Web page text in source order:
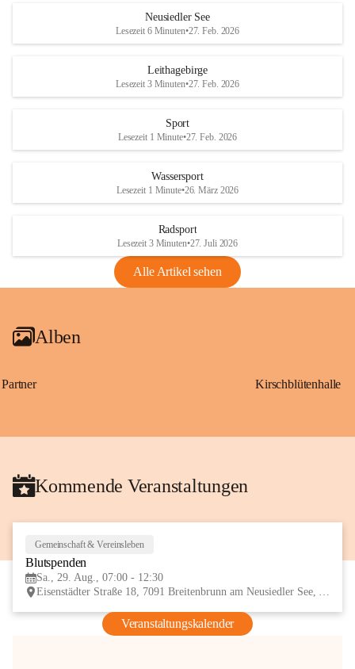
S
und den daraus folgenden wirtschaftlichen
Maßnahmen zur Bekämpfung
Rebe und der Amerikanischen
Anhang VBl. EU Nr. 18
1 Seite•1,4 MB
VBl. EU Nr. 18_2026
r
S
Neusiedler See
Lesezeit 6 Minuten•27. Feb. 2026
Leithagebirge
Lesezeit 3 Minuten•27. Feb. 2026
Sport
Lesezeit 1 Minute•27. Feb. 2026
Wassersport
Lesezeit 1 Minute•26. März 2026
Radsport
Lesezeit 3 Minuten•27. Juli 2026
Alle Artikel sehen
Alben
Partner Kirschblütenhalle
Kommende Veranstaltungen
Gemeinschaft & Vereinsleben
Blutspenden
Sa., 29. Aug., 07:00 - 12:30
Eisenstädter Straße 18, 7091 Breitenbrunn am Neusiedler See, AUT
Veranstaltungskalender